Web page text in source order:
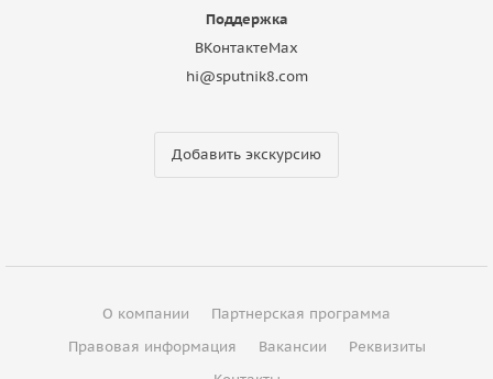
Поддержка
ВКонтактеMax
hi@sputnik8.com
Добавить экскурсию
О компании
Партнерская программа
Правовая информация
Вакансии
Реквизиты